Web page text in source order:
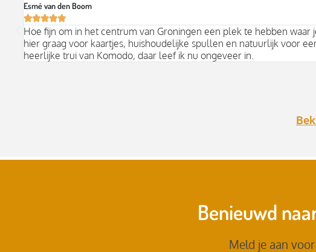
Esmé van den Boom

Hoe fijn om in het centrum van Groningen een plek te hebben
hier graag voor kaartjes, huishoudelijke spullen en natuurlijk voor
heerlijke trui van Komodo, daar leef ik nu ongeveer in.
Benieuwd
Meld je aan